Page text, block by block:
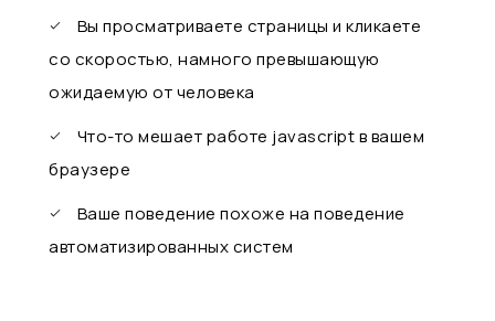
Вы просматриваете страницы и кликаете
со скоростью, намного превышающую
ожидаемую от человека
Что-то мешает работе javascript в вашем
браузере
Ваше поведение похоже на поведение
автоматизированных систем